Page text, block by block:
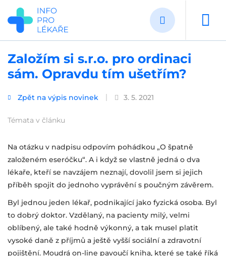
Přejít
hlavnímu
obsahu
Založím si s.r.o. pro ordinaci
sám. Opravdu tím ušetřím?
Zpět na výpis novinek 3. 5. 2021
Témata v článku
Na otázku v nadpisu odpovím pohádkou „O špatně
založeném eseróčku“. A i když se vlastně jedná o dva
lékaře, kteří se navzájem neznají, dovolil jsem si jejich
příběh spojit do jednoho vyprávění s poučným závěrem.
Byl jednou jeden lékař, podnikající jako fyzická osoba. Byl
to dobrý doktor. Vzdělaný, na pacienty milý, velmi
oblíbený, ale také hodně výkonný, a tak musel platit
vysoké daně z příjmů a ještě vyšší sociální a zdravotní
pojištění. Moudrá on-line pavoučí kniha, které se také říká